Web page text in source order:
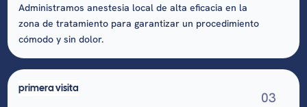
Administramos anestesia local de alta eficacia en la
zona de tratamiento para garantizar un procedimiento
cómodo y sin dolor.
primera visita
03